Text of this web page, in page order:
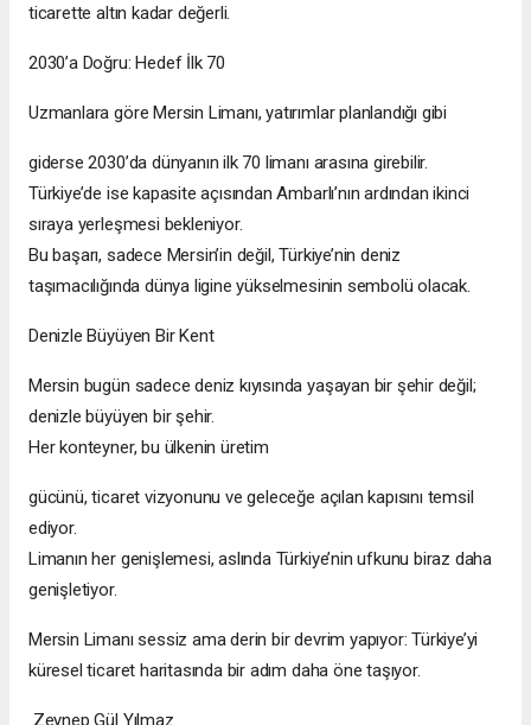
ticarette altın kadar değerli.
2030’a Doğru: Hedef İlk 70
Uzmanlara göre Mersin Limanı, yatırımlar planlandığı gibi
giderse 2030’da dünyanın ilk 70 limanı arasına girebilir.
Türkiye’de ise kapasite açısından Ambarlı’nın ardından ikinci
sıraya yerleşmesi bekleniyor.
Bu başarı, sadece Mersin’in değil, Türkiye’nin deniz
taşımacılığında dünya ligine yükselmesinin sembolü olacak.
Denizle Büyüyen Bir Kent
Mersin bugün sadece deniz kıyısında yaşayan bir şehir değil;
denizle büyüyen bir şehir.
Her konteyner, bu ülkenin üretim
gücünü, ticaret vizyonunu ve geleceğe açılan kapısını temsil
ediyor.
Limanın her genişlemesi, aslında Türkiye’nin ufkunu biraz daha
genişletiyor.
Mersin Limanı sessiz ama derin bir devrim yapıyor: Türkiye’yi
küresel ticaret haritasında bir adım daha öne taşıyor.
Zeynep Gül Yılmaz